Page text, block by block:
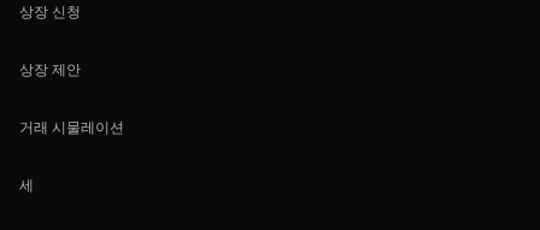
상장 신청
상장 제안
거래 시물레이션
세